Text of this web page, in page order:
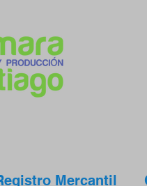
Mercantil